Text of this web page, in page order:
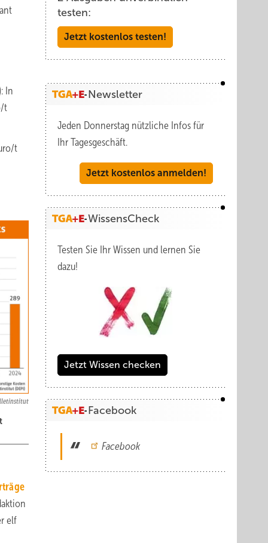
In
t
t
elf
testen:
Jetzt kostenlos testen!
Newsletter
Jeden Donnerstag nützliche Infos für
Ihr Tagesgeschäft.
Jetzt kostenlos anmelden!
WissensCheck
Testen Sie Ihr Wissen und lernen Sie
dazu!
Jetzt Wissen checken
Facebook
Facebook